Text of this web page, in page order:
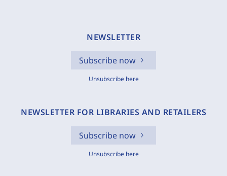
NEWSLETTER
Subscribe now
Unsubscribe here
NEWSLETTER FOR LIBRARIES AND RETAILERS
Subscribe now
Unsubscribe here